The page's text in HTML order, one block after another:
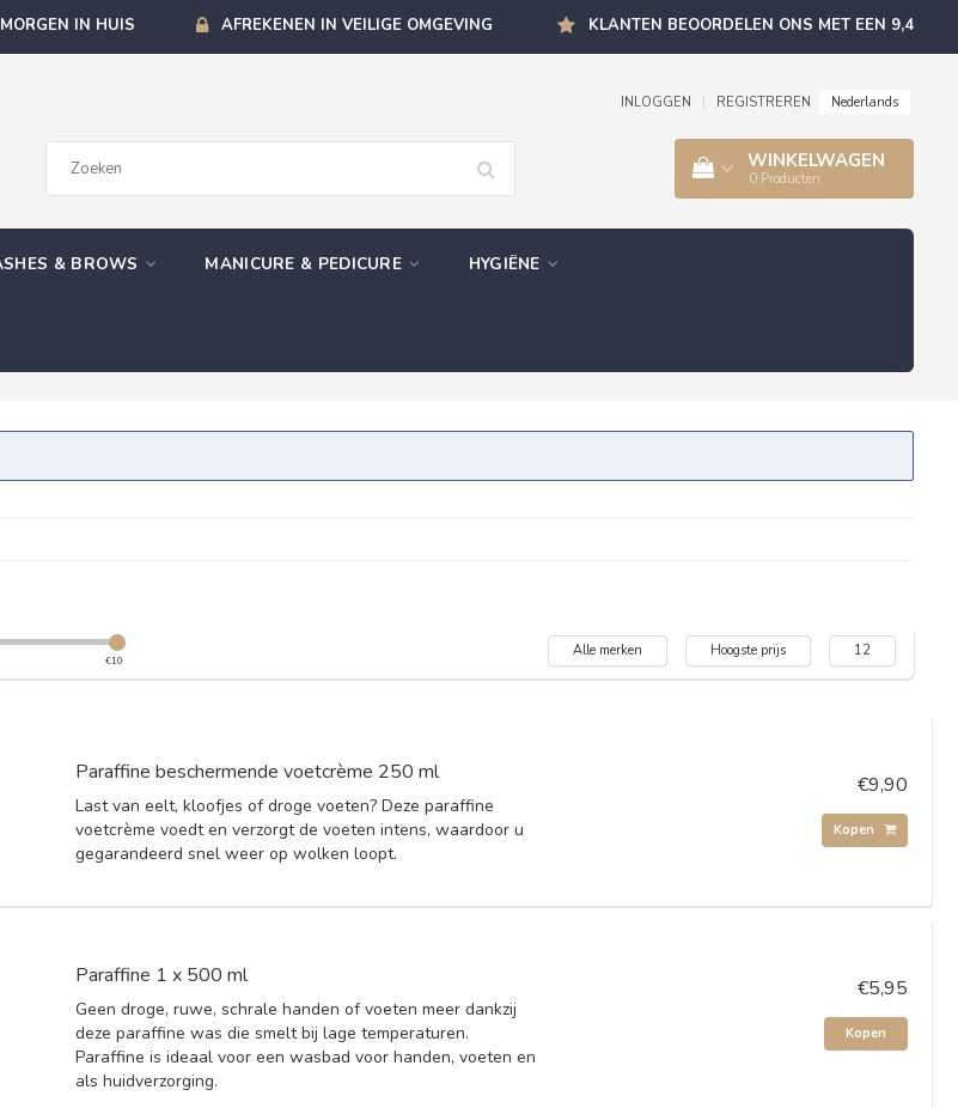
IN HUIS AFREKENEN IN VEILIGE OMGEVING KLANTEN BEOORDELEN ONS MET EEN 9,4
INLOGGEN REGISTREREN Nederlands
WINKELWAGEN
0 Producten
& BROWS MANICURE & PEDICURE HYGIËNE
€10
Alle merken Hoogste prijs 12
Paraffine beschermende voetcrème 250 ml
Last van eelt, kloofjes of droge voeten? Deze paraffine
voetcrème voedt en verzorgt de voeten intens, waardoor u
gegarandeerd snel weer op wolken loopt.
€9,90
Kopen
Paraffine 1 x 500 ml
Geen droge, ruwe, schrale handen of voeten meer dankzij
deze paraffine was die smelt bij lage temperaturen.
Paraffine is ideaal voor een wasbad voor handen, voeten en
als huidverzorging.
€5,95
Kopen